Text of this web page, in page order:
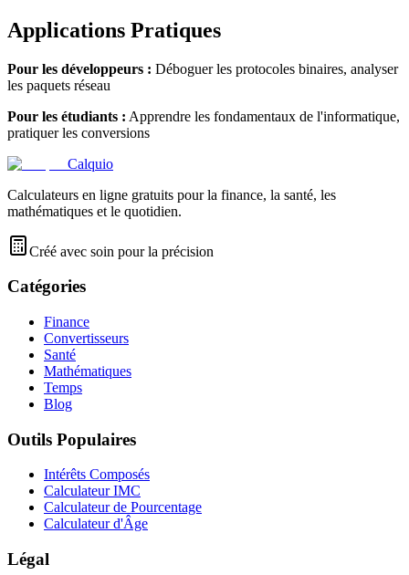
Applications Pratiques
Pour les développeurs : Déboguer les protocoles binaires, analyser
les paquets réseau
Pour les étudiants : Apprendre les fondamentaux de l'informatique,
pratiquer les conversions
Calquio
Calculateurs en ligne gratuits pour la finance, la santé, les
mathématiques et le quotidien.
Créé avec soin pour la précision
Catégories
Finance
Convertisseurs
Santé
Mathématiques
Temps
Blog
Outils Populaires
Intérêts Composés
Calculateur IMC
Calculateur de Pourcentage
Calculateur d'Âge
Légal